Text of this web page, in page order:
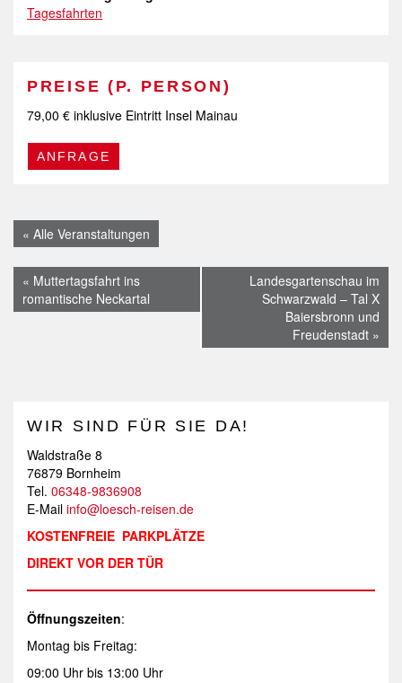
« Alle Veranstaltungen
Tagesfahrten
PREISE (P. PERSON)
79,00 € inklusive Eintritt Insel Mainau
Veranstaltung
Navigation
« Muttertagsfahrt ins
romantische Neckartal
Landesgartenschau im
Schwarzwald – Tal X
Baiersbronn und
Freudenstadt »
WIR SIND FÜR SIE DA!
Waldstraße 8
76879 Bornheim
Tel. 06348-9836908
E-Mail info@loesch-reisen.de
KOSTENFREIE PARKPLÄTZE
DIREKT VOR DER TÜR
Öffnungszeiten:
Montag bis Freitag:
09:00 Uhr bis 13:00 Uhr